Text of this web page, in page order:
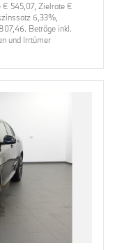
€ 545,07, Zielrate €
6,33%,
Beträge inkl.
und Irrtümer